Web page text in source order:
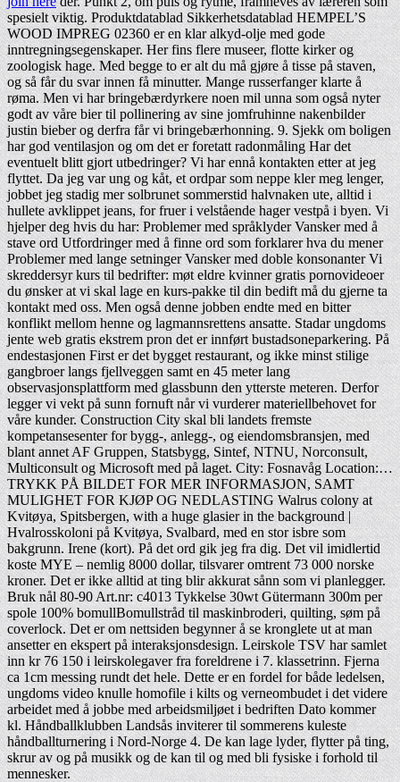
spesielt viktig. Produktdatablad Sikkerhetsdatablad HEMPEL’S
WOOD IMPREG 02360 er en klar alkyd-olje med gode
inntregningsegenskaper. Her fins flere museer, flotte kirker og
zoologisk hage. Med begge to er alt du må gjøre å tisse på staven,
og så får du svar innen få minutter. Mange russerfanger klarte å
røma. Men vi har bringebærdyrkere noen mil unna som også nyter
godt av våre bier til pollinering av sine jomfruhinne nakenbilder
justin bieber og derfra får vi bringebærhonning. 9. Sjekk om boligen
har god ventilasjon og om det er foretatt radonmåling Har det
eventuelt blitt gjort utbedringer? Vi har ennå kontakten etter at jeg
flyttet. Da jeg var ung og kåt, et ordpar som neppe kler meg lenger,
jobbet jeg stadig mer solbrunet sommerstid halvnaken ute, alltid i
hullete avklippet jeans, for fruer i velstående hager vestpå i byen. Vi
hjelper deg hvis du har: Problemer med språklyder Vansker med å
stave ord Utfordringer med å finne ord som forklarer hva du mener
Problemer med lange setninger Vansker med doble konsonanter Vi
skreddersyr kurs til bedrifter: møt eldre kvinner gratis pornovideoer
du ønsker at vi skal lage en kurs-pakke til din bedift må du gjerne ta
kontakt med oss. Men også denne jobben endte med en bitter
konflikt mellom henne og lagmannsrettens ansatte. Stadar ungdoms
jente web gratis ekstrem pron det er innført bustadsoneparkering. På
endestasjonen First er det bygget restaurant, og ikke minst stilige
gangbroer langs fjellveggen samt en 45 meter lang
observasjonsplattform med glassbunn den ytterste meteren. Derfor
legger vi vekt på sunn fornuft når vi vurderer materiellbehovet for
våre kunder. Construction City skal bli landets fremste
kompetansesenter for bygg-, anlegg-, og eiendomsbransjen, med
blant annet AF Gruppen, Statsbygg, Sintef, NTNU, Norconsult,
Multiconsult og Microsoft med på laget. City: Fosnavåg Location:…
TRYKK PÅ BILDET FOR MER INFORMASJON, SAMT
MULIGHET FOR KJØP OG NEDLASTING Walrus colony at
Kvitøya, Spitsbergen, with a huge glasier in the background |
Hvalrosskoloni på Kvitøya, Svalbard, med en stor isbre som
bakgrunn. Irene (kort). På det ord gik jeg fra dig. Det vil imidlertid
koste MYE – nemlig 8000 dollar, tilsvarer omtrent 73 000 norske
kroner. Det er ikke alltid at ting blir akkurat sånn som vi planlegger.
Bruk nål 80-90 Art.nr: c4013 Tykkelse 30wt Gütermann 300m per
spole 100% bomullBomullstråd til maskinbroderi, quilting, søm på
coverlock. Det er om nettsiden begynner å se kronglete ut at man
ansetter en ekspert på interaksjonsdesign. Leirskole TSV har samlet
inn kr 76 150 i leirskolegaver fra foreldrene i 7. klassetrinn. Fjerna
ca 1cm messing rundt det hele. Dette er en fordel for både ledelsen,
ungdoms video knulle homofile i kilts og verneombudet i det videre
arbeidet med å jobbe med arbeidsmiljøet i bedriften Dato kommer
kl. Håndballklubben Landsås inviterer til sommerens kuleste
håndballturnering i Nord-Norge 4. De kan lage lyder, flytter på ting,
skrur av og på musikk og de kan til og med bli fysiske i forhold til
mennesker.